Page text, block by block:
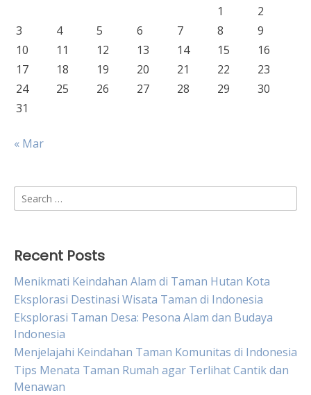
1
2
3
4 5 6 7 8
9
10
11 12 13 14 15
16
17
18 19 20 21 22
23
24
25 26 27 28 29
30
31
« Mar
Search
for:
Recent Posts
Menikmati Keindahan Alam di Taman Hutan Kota
Eksplorasi Destinasi Wisata Taman di Indonesia
Eksplorasi Taman Desa: Pesona Alam dan Budaya
Indonesia
Menjelajahi Keindahan Taman Komunitas di Indonesia
Tips Menata Taman Rumah agar Terlihat Cantik dan
Menawan